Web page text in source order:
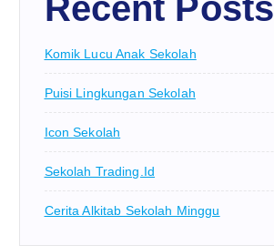
Recent Posts
Komik Lucu Anak Sekolah
Puisi Lingkungan Sekolah
Icon Sekolah
Sekolah Trading.id
Cerita Alkitab Sekolah Minggu